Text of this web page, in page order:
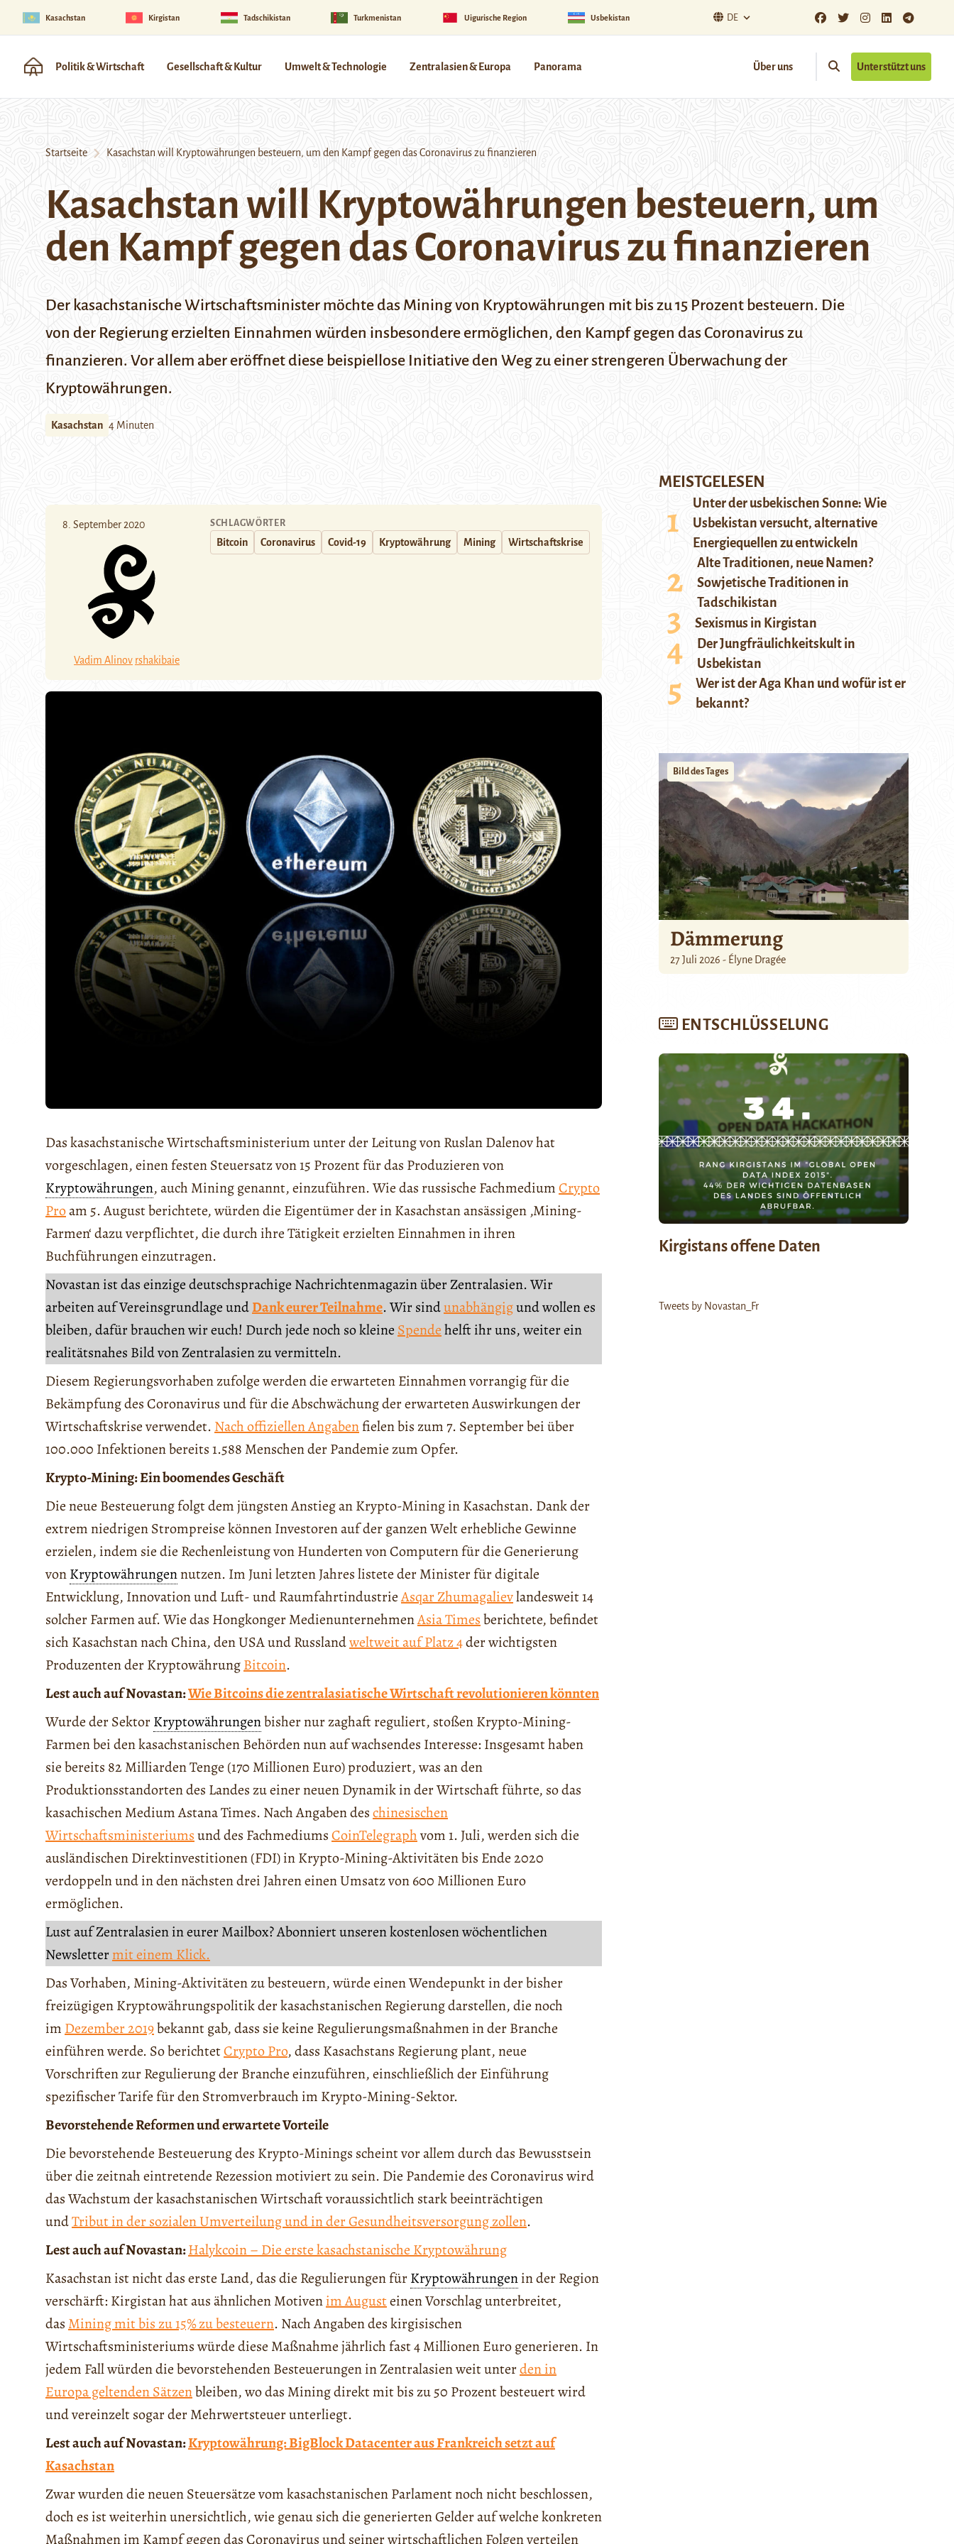
Kasachstan Kirgistan Tadschikistan Turkmenistan Uigurische Region Usbekistan DE
Politik & Wirtschaft Gesellschaft & Kultur Umwelt & Technologie Zentralasien & Europa Panorama Über uns Unterstützt uns
Startseite Kasachstan will Kryptowährungen besteuern, um den Kampf gegen das Coronavirus zu finanzieren
Kasachstan will Kryptowährungen besteuern, um
den Kampf gegen das Coronavirus zu finanzieren
Der kasachstanische Wirtschaftsminister möchte das Mining von Kryptowährungen mit bis zu 15 Prozent besteuern. Die
von der Regierung erzielten Einnahmen würden insbesondere ermöglichen, den Kampf gegen das Coronavirus zu
finanzieren. Vor allem aber eröffnet diese beispiellose Initiative den Weg zu einer strengeren Überwachung der
Kryptowährungen.
Kasachstan 4 Minuten
8. September 2020
Vadim Alinov rshakibaie
SCHLAGWÖRTER
Bitcoin Coronavirus Covid-19 Kryptowährung Mining Wirtschaftskrise
Das kasachstanische Wirtschaftsministerium unter der Leitung von Ruslan Dalenov hat
vorgeschlagen, einen festen Steuersatz von 15 Prozent für das Produzieren von
Kryptowährungen, auch Mining genannt, einzuführen. Wie das russische FachmediumCrypto
Proam 5. August berichtete, würden die Eigentümer der in Kasachstan ansässigen ‚Mining-
Farmen‘ dazu verpflichtet, die durch ihre Tätigkeit erzielten Einnahmen in ihren
Buchführungen einzutragen.
Novastan ist das einzige deutschsprachige Nachrichtenmagazin über Zentralasien. Wir
arbeiten auf Vereinsgrundlage undDank eurer Teilnahme. Wir sindunabhängigund wollen es
bleiben, dafür brauchen wir euch! Durch jede noch so kleine Spendehelft ihr uns, weiter ein
realitätsnahes Bild von Zentralasien zu vermitteln.
Diesem Regierungsvorhaben zufolge werden die erwarteten Einnahmen vorrangig für die
Bekämpfung des Coronavirus und für die Abschwächung der erwarteten Auswirkungen der
Wirtschaftskrise verwendet. Nach offiziellen Angabenfielen bis zum 7. September bei über
100.000 Infektionen bereits 1.588 Menschen der Pandemie zum Opfer.
Krypto-Mining: Ein boomendes Geschäft
Die neue Besteuerung folgt dem jüngsten Anstieg an Krypto-Mining in Kasachstan. Dank der
extrem niedrigen Strompreise können Investoren auf der ganzen Welt erhebliche Gewinne
erzielen, indem sie die Rechenleistung von Hunderten von Computern für die Generierung
vonKryptowährungennutzen. Im Juni letzten Jahres listete der Minister für digitale
Entwicklung, Innovation und Luft- und RaumfahrtindustrieAsqar Zhumagalievlandesweit 14
solcher Farmen auf. Wie das Hongkonger MedienunternehmenAsia Timesberichtete, befindet
sich Kasachstan nach China, den USA und Russlandweltweit auf Platz 4der wichtigsten
Produzenten der KryptowährungBitcoin.
Lest auch auf Novastan:Wie Bitcoins die zentralasiatische Wirtschaft revolutionieren könnten
Wurde der SektorKryptowährungenbisher nur zaghaft reguliert, stoßen Krypto-Mining-
Farmen bei den kasachstanischen Behörden nun auf wachsendes Interesse: Insgesamt haben
sie bereits 82 Milliarden Tenge (170 Millionen Euro) produziert, was an den
Produktionsstandorten des Landes zu einer neuen Dynamik in der Wirtschaft führte, so das
kasachischen Medium Astana Times. Nach Angaben deschinesischen
Wirtschaftsministeriumsund des FachmediumsCoinTelegraphvom 1. Juli, werden sich die
ausländischen Direktinvestitionen (FDI) in Krypto-Mining-Aktivitäten bis Ende 2020
verdoppeln und in den nächsten drei Jahren einen Umsatz von 600 Millionen Euro
ermöglichen.
Lust auf Zentralasien in eurer Mailbox? Abonniert unseren kostenlosen wöchentlichen
Newslettermit einem Klick.
Das Vorhaben, Mining-Aktivitäten zu besteuern, würde einen Wendepunkt in der bisher
freizügigen Kryptowährungspolitik der kasachstanischen Regierung darstellen, die noch
im Dezember 2019bekannt gab, dass sie keine Regulierungsmaßnahmen in der Branche
einführen werde. So berichtetCrypto Pro, dass Kasachstans Regierung plant, neue
Vorschriften zur Regulierung der Branche einzuführen, einschließlich der Einführung
spezifischer Tarife für den Stromverbrauch im Krypto-Mining-Sektor.
Bevorstehende Reformen und erwartete Vorteile
Die bevorstehende Besteuerung des Krypto-Minings scheint vor allem durch das Bewusstsein
über die zeitnah eintretende Rezession motiviert zu sein. Die Pandemie des Coronavirus wird
das Wachstum der kasachstanischen Wirtschaft voraussichtlich stark beeinträchtigen
undTribut in der sozialen Umverteilung und in der Gesundheitsversorgung zollen.
Lest auch auf Novastan:Halykcoin – Die erste kasachstanische Kryptowährung
Kasachstan ist nicht das erste Land, das die Regulierungen fürKryptowährungenin der Region
verschärft: Kirgistan hat aus ähnlichen Motivenim Augusteinen Vorschlag unterbreitet,
das Mining mit bis zu 15% zu besteuern. Nach Angaben des kirgisischen
Wirtschaftsministeriums würde diese Maßnahme jährlich fast 4 Millionen Euro generieren. In
jedem Fall würden die bevorstehenden Besteuerungen in Zentralasien weit unterden in
Europa geltenden Sätzenbleiben, wo das Mining direkt mit bis zu 50 Prozent besteuert wird
und vereinzelt sogar der Mehrwertsteuer unterliegt.
Lest auch auf Novastan:Kryptowährung: BigBlock Datacenter aus Frankreich setzt auf
Kasachstan
Zwar wurden die neuen Steuersätze vom kasachstanischen Parlament noch nicht beschlossen,
doch es ist weiterhin unersichtlich, wie genau sich die generierten Gelder auf welche konkreten
Maßnahmen im Kampf gegen das Coronavirus und seiner wirtschaftlichen Folgen verteilen
MEISTGELESEN
Unter der usbekischen Sonne: Wie
Usbekistan versucht, alternative
Energiequellen zu entwickeln
Alte Traditionen, neue Namen?
Sowjetische Traditionen in
Tadschikistan
Sexismus in Kirgistan
Der Jungfräulichkeitskult in
Usbekistan
Wer ist der Aga Khan und wofür ist er
bekannt?
Bild des Tages
Dämmerung
27 Juli 2026 - Élyne Dragée
ENTSCHLÜSSELUNG
Kirgistans offene Daten
Tweets by Novastan_Fr